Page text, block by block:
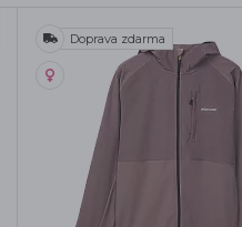
Doprava zdarma